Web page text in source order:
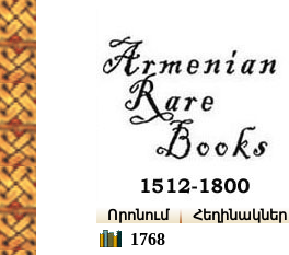
Որոնում Հեղինակներ
1768